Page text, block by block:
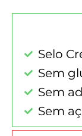
Selo
Sem
Sem
Sem